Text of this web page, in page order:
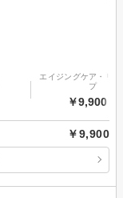
エイジングケア・リ
プ
￥9,900～
￥9,900